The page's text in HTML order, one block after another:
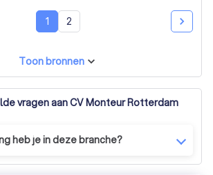
1 2
Toon bronnen
vragen aan CV Monteur Rotterdam
heb je in deze branche?
in het vak met een paar intern